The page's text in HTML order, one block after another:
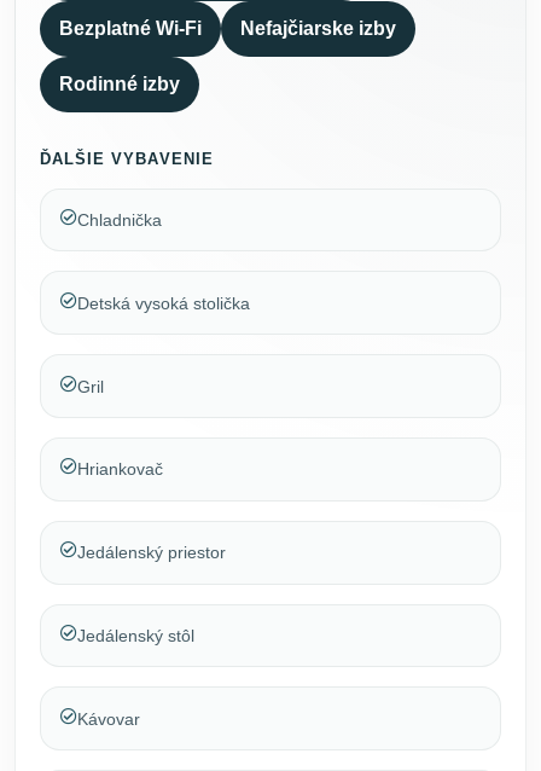
Bezplatné Wi-Fi Nefajčiarske izby
Rodinné izby
ĎALŠIE VYBAVENIE
Chladnička
Detská vysoká stolička
Gril
Hriankovač
Jedálenský priestor
Jedálenský stôl
Kávovar